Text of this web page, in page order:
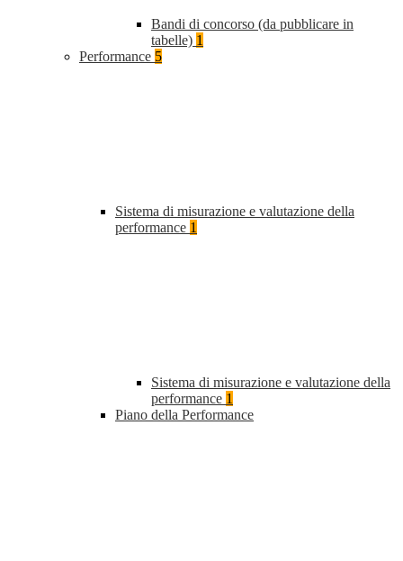
Bandi di concorso (da pubblicare in
tabelle) 1
Performance 5
Sistema di misurazione e valutazione della
performance 1
Sistema di misurazione e valutazione della
performance 1
Piano della Performance